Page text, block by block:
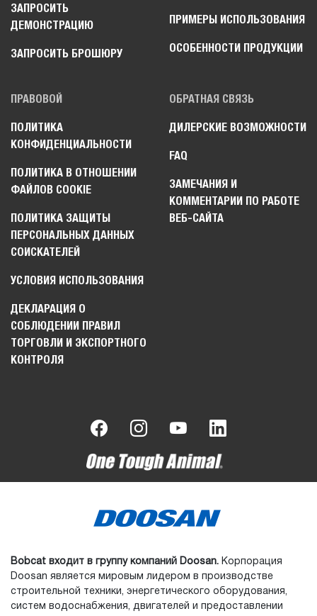
ЗАПРОСИТЬ
ДЕМОНСТРАЦИЮ
ЗАПРОСИТЬ БРОШЮРУ
ПРИМЕРЫ ИСПОЛЬЗОВАНИЯ
ОСОБЕННОСТИ ПРОДУКЦИИ
ПРАВОВОЙ
ПОЛИТИКА
КОНФИДЕНЦИАЛЬНОСТИ
ПОЛИТИКА В ОТНОШЕНИИ
ФАЙЛОВ COOKIE
ПОЛИТИКА ЗАЩИТЫ
ПЕРСОНАЛЬНЫХ ДАННЫХ
СОИСКАТЕЛЕЙ
УСЛОВИЯ ИСПОЛЬЗОВАНИЯ
ДЕКЛАРАЦИЯ О
СОБЛЮДЕНИИ ПРАВИЛ
ТОРГОВЛИ И ЭКСПОРТНОГО
КОНТРОЛЯ
ОБРАТНАЯ СВЯЗЬ
ДИЛЕРСКИЕ ВОЗМОЖНОСТИ
FAQ
ЗАМЕЧАНИЯ И
КОММЕНТАРИИ ПО РАБОТЕ
ВЕБ-САЙТА
Bobcat входит в группу компаний Doosan. Корпорация
Doosan является мировым лидером в производстве
строительной техники, энергетического оборудования,
систем водоснабжения, двигателей и предоставлении